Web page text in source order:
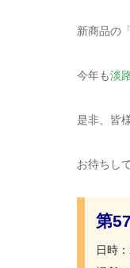
新商品の「
今年も淡
是非、皆
お待ちし
第
日時